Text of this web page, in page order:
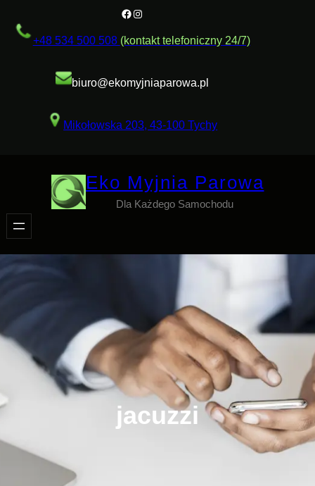
Facebook
Instagram
+48 534 500 508 (kontakt telefoniczny 24/7)
biuro@ekomyjniaparowa.pl
Mikołowska 203, 43-100 Tychy
Eko Myjnia Parowa
Dla Każdego Samochodu
jacuzzi